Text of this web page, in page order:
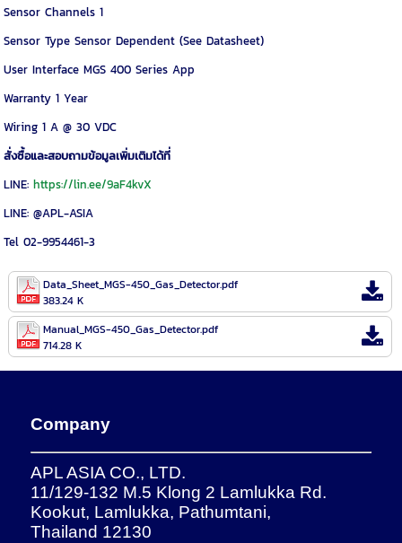
Sensor Channels 1
Sensor Type Sensor Dependent (See Datasheet)
User Interface MGS 400 Series App
Warranty 1 Year
Wiring 1 A @ 30 VDC
สั่งซื้อและสอบถามข้อมูลเพิ่มเติมได้ที่
LINE:https://lin.ee/9aF4kvX
LINE: @APL-ASIA
Tel 02-9954461-3
Data_Sheet_MGS-450_Gas_Detector.pdf
383.24 K
Manual_MGS-450_Gas_Detector.pdf
714.28 K
Company
APL ASIA CO., LTD.
11/129-132 M.5 Klong 2 Lamlukka Rd.
Kookut, Lamlukka, Pathumtani,
Thailand 12130